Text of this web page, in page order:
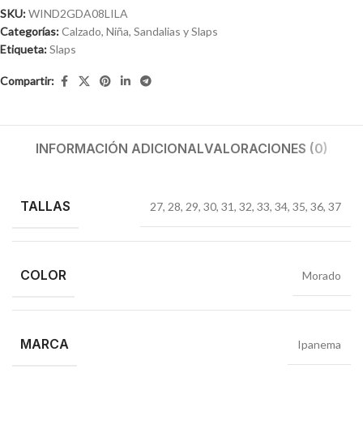
SKU:WIND2GDA08LILA
Categorías:Calzado, Niña, Sandalias y Slaps
Etiqueta:Slaps
Compartir:
INFORMACIÓN ADICIONALVALORACIONES (0)
TALLAS 27, 28, 29, 30, 31, 32, 33, 34, 35, 36, 37
COLOR Morado
MARCA Ipanema